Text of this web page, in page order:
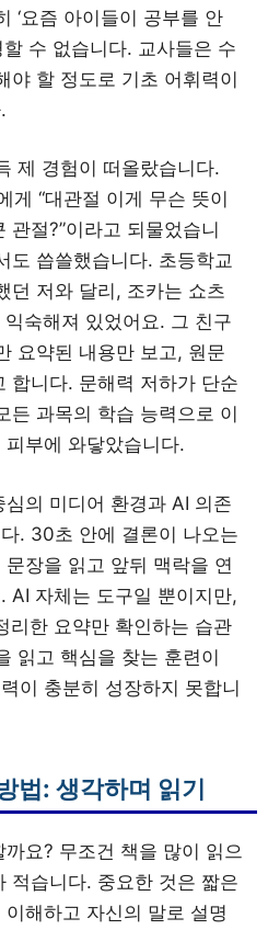
‘요즘 아이들이 공부를 안
수 없습니다. 교사들은 수
야 할 정도로 기초 어휘력이
제 경험이 떠올랐습니다.
게 “대관절 이게 무슨 뜻이
관절?”이라고 되물었습니
도 씁쓸했습니다. 초등학교
던 저와 달리, 조카는 쇼츠
숙해져 있었어요. 그 친구
요약된 내용만 보고, 원문
합니다. 문해력 저하가 단순
든 과목의 학습 능력으로 이
부에 와닿았습니다.
의 미디어 환경과 AI 의존
. 30초 안에 결론이 나오는
장을 읽고 앞뒤 맥락을 연
AI 자체는 도구일 뿐이지만,
리한 요약만 확인하는 습관
읽고 핵심을 찾는 훈련이
이 충분히 성장하지 못합니
법: 생각하며 읽기
요? 무조건 책을 많이 읽으
적습니다. 중요한 것은 짧은
해하고 자신의 말로 설명